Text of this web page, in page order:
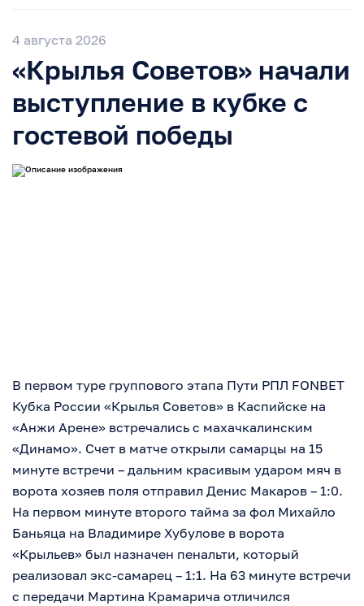
4 августа 2026
«Крылья Советов» начали
выступление в кубке с
гостевой победы
В первом туре группового этапа Пути РПЛ FONBET
Кубка России «Крылья Советов» в Каспийске на
«Анжи Арене» встречались с махачкалинским
«Динамо». Счет в матче открыли самарцы на 15
минуте встречи – дальним красивым ударом мяч в
ворота хозяев поля отправил Денис Макаров – 1:0.
На первом минуте второго тайма за фол Михайло
Баньяца на Владимире Хубулове в ворота
«Крыльев» был назначен пенальти, который
реализовал экс-самарец – 1:1. На 63 минуте встречи
с передачи Мартина Крамарича отличился